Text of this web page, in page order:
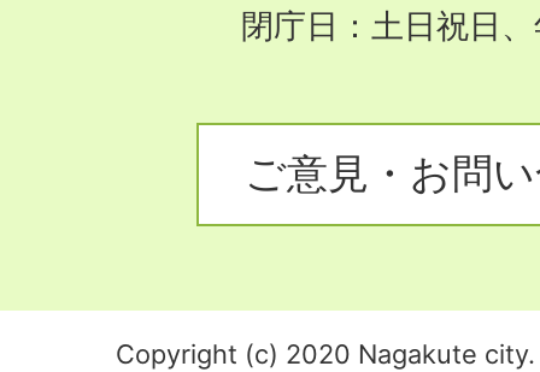
閉庁日：土日祝日
ご意見・お問
Copyright (c) 2020 Nagakute